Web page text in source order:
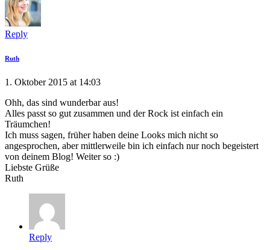
Reply
Ruth
1. Oktober 2015 at 14:03
Ohh, das sind wunderbar aus!
Alles passt so gut zusammen und der Rock ist einfach ein
Träumchen!
Ich muss sagen, früher haben deine Looks mich nicht so
angesprochen, aber mittlerweile bin ich einfach nur noch begeistert
von deinem Blog! Weiter so :)
Liebste Grüße
Ruth
Reply